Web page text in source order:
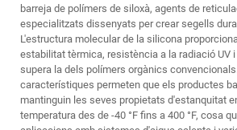
barreja de polímers de siloxà, agents de
especialitzats dissenyats per crear segells
L'estructura molecular de la silicona
estabilitat tèrmica, resistència a la radiació UV
supera la dels polímers orgànics
característiques permeten que els productes
mantinguin les seves propietats d'estanquitat
temperatura des de -40 °F fins a 400 °F, cosa